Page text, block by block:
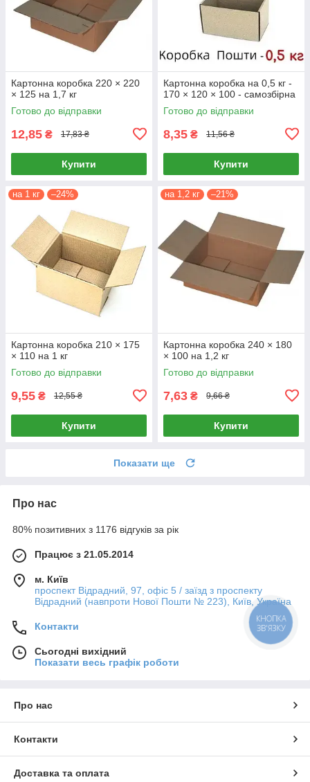
Картонна коробка 220 × 220
× 125 на 1,7 кг
Готово до відправки
12,85 ₴ 17,83 ₴
Купити
Картонна коробка на 0,5 кг -
170 × 120 × 100 - самозбірна
Готово до відправки
8,35 ₴ 11,56 ₴
Купити
на 1 кг –24%
Картонна коробка 210 × 175
× 110 на 1 кг
Готово до відправки
9,55 ₴ 12,55 ₴
Купити
на 1,2 кг –21%
Картонна коробка 240 × 180
× 100 на 1,2 кг
Готово до відправки
7,63 ₴ 9,66 ₴
Купити
Показати ще
Про нас
80% позитивних з 1176 відгуків за рік
Працює з 21.05.2014
м. Київ
проспект Відрадний, 97, офіс 5 / заїзд з проспекту
Відрадний (навпроти Нової Пошти № 223), Київ, Україна
Контакти
Сьогодні вихідний
Показати весь графік роботи
Про нас
Контакти
Доставка та оплата
КНОПКА
ЗВ'ЯЗКУ